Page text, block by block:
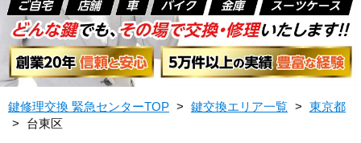
鍵修理交換 緊急センターTOP > 鍵交換エリア一覧 > 東京都
>
台東区